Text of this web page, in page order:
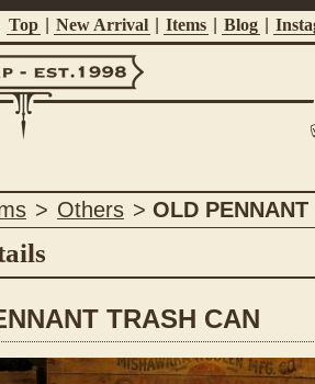
Top New Arrival Items Blog
> Others > OLD
TRASH CAN